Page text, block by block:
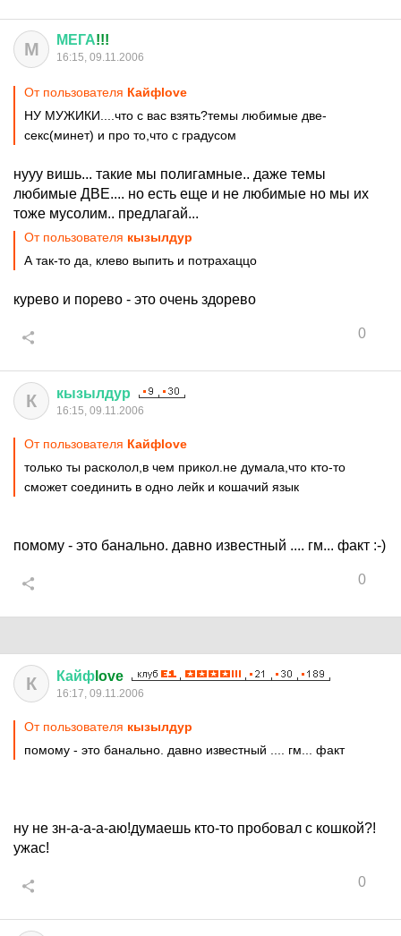
М МЕГА!!!
16:15, 09.11.2006
От пользователя Кайфlove
НУ МУЖИКИ....что с вас взять?темы любимые две-
секс(минет) и про то,что с градусом
нууу вишь... такие мы полигамные.. даже темы
любимые ДВЕ.... но есть еще и не любимые но мы их
тоже мусолим.. предлагай...
От пользователя кызылдур
А так-то да, клево выпить и потрахаццо
курево и порево - это очень здорево
0
К кызылдур
16:15, 09.11.2006
От пользователя Кайфlove
только ты расколол,в чем прикол.не думала,что кто-то
сможет соединить в одно лейк и кошачий язык
помому - это банально. давно известный .... гм... факт :-)
0
К Кайф love
16:17, 09.11.2006
От пользователя кызылдур
помому - это банально. давно известный .... гм... факт
ну не зн-а-а-а-аю!думаешь кто-то пробовал с кошкой?!
ужас!
0